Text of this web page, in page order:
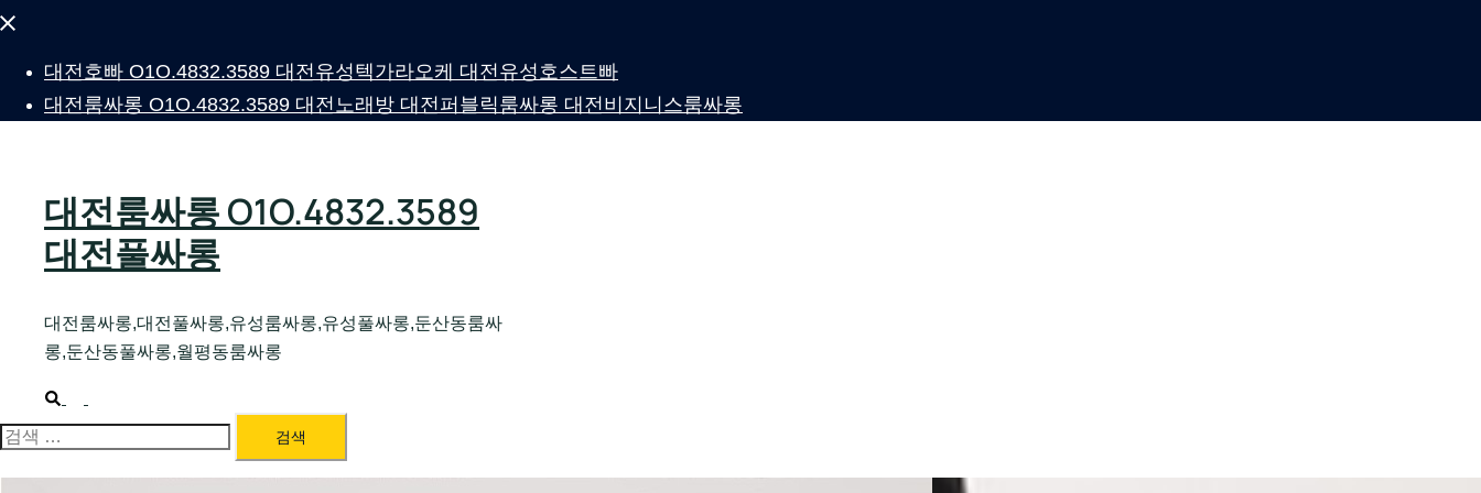
Close
대전호빠 O1O.4832.3589 대전유성텍가라오케 대전유성호스트빠
대전룸싸롱 O1O.4832.3589 대전노래방 대전퍼블릭룸싸롱 대전비지니스룸싸롱
대전룸싸롱 O1O.4832.3589
대전풀싸롱
대전룸싸롱,대전풀싸롱,유성룸싸롱,유성풀싸롱,둔산동룸싸
롱,둔산동풀싸롱,월평동룸싸롱
Search
menu
검